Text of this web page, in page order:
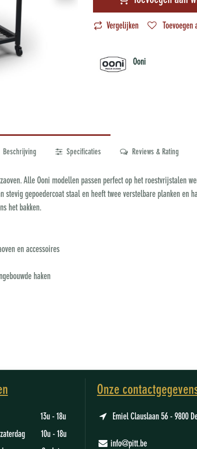
Vergelijken
Ooni
Beschrijving Specificaties Reviews & Rating
Alle Ooni modellen passen perfect op het roestvrijstalen
stevig gepoedercoat staal en heeft twee verstelbare planken en
het bakken.
en accessoires
haken
13u - 18u
zaterdag 10u - 18u
Onze
Emiel Clauslaan 56 - 9800
info@pitt.be